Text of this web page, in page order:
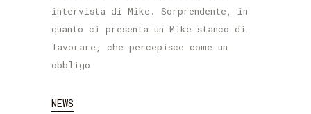
intervista di Mike. Sorprendente, in
quanto ci presenta un Mike stanco di
lavorare, che percepisce come un
obbligo
NEWS